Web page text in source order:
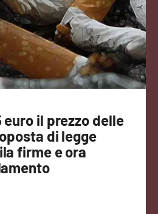
il prezzo delle
di legge
firme e ora